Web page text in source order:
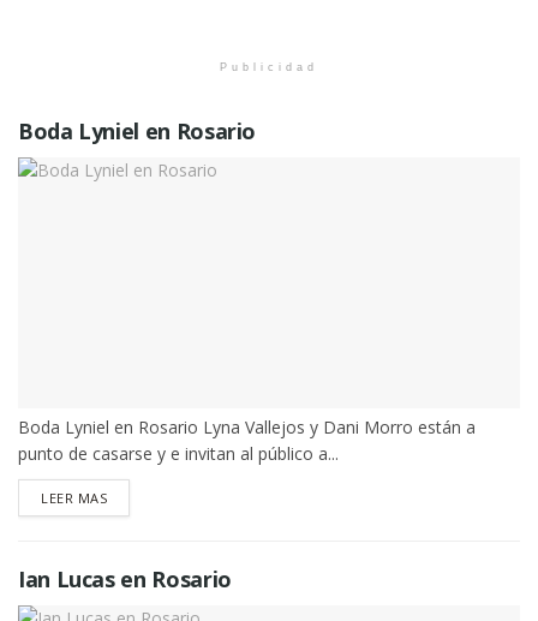
Publicidad
Boda Lyniel en Rosario
Boda Lyniel en Rosario Lyna Vallejos y Dani Morro están a
punto de casarse y e invitan al público a...
LEER MASDETAILS
Ian Lucas en Rosario